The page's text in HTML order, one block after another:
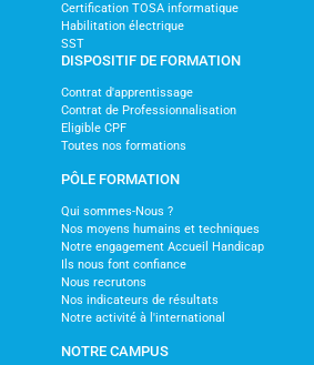
Certification TOSA informatique
Habilitation électrique
SST
DISPOSITIF DE FORMATION
Contrat d'apprentissage
Contrat de Professionnalisation
Eligible CPF
Toutes nos formations
PÔLE FORMATION
Qui sommes-Nous ?
Nos moyens humains et techniques
Notre engagement Accueil Handicap
Ils nous font confiance
Nous recrutons
Nos indicateurs de résultats
Notre activité à l'international
NOTRE CAMPUS